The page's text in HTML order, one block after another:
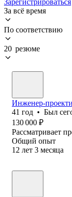
За всё время
По соответствию
20 резюме
Инженер-
41 год • Был
130 000 ₽
Рассматривает
Общий опыт
12 лет 3 месяца